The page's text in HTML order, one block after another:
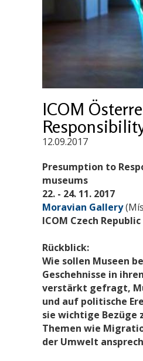
ICOM
12.09.2017
Presumption to
museums
22. - 24. 11. 2017
Moravian Gallery
ICOM Czech Republic
Rückblick:
Wie sollen Museen
Geschehnisse in
verstärkt gefragt,
und auf politische
sie wichtige Bezüge
Themen wie
der Umwelt